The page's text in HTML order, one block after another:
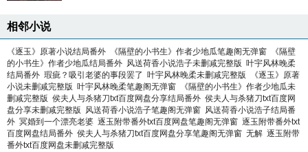
相邻小说
《逐玉》原著小说结局番外 《隔壁的小书生》作者少地瓜笔趣阁无弹窗
《隔壁
的小书生》作者少地瓜结局番外 风送荷香小说浩子未删减完整版 叶宇风林晚柔
结局番外 瑕疵？吸引老婆的事段罢了 叶宇风林晚柔未删减完整版
《逐玉》原著
小说未删减完整版 叶宇风林晚柔笔趣阁无弹窗
《隔壁的小书生》作者少地瓜未
删减完整版 侯夫人与杀猪刀txt百度网盘分享结局番外 侯夫人与杀猪刀txt百度网
盘分享未删减完整版 风送荷香小说浩子笔趣阁无弹窗 风送荷香小说浩子结局番
外 冥婚到一个漂亮老婆 逐玉附带番外txt百度网盘笔趣阁无弹窗 逐玉附带番外txt
百度网盘结局番外 侯夫人与杀猪刀txt百度网盘分享笔趣阁无弹窗 无解 逐玉附带
番外txt百度网盘未删减完整版